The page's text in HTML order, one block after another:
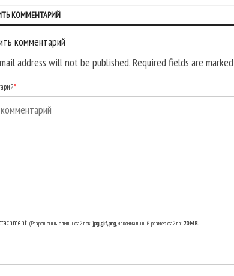
КОММЕНТАРИЙ
комментарий
address will not be published. Required fields are marked
*
(Разрешенные типы файлов:jpg, gif, png, максимальный размер файла:20MB.